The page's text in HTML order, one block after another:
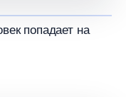
попадает на